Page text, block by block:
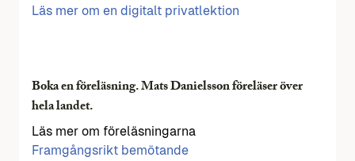
Läs mer om en digitalt privatlektion
Boka en föreläsning. Mats Danielsson föreläser över
hela landet.
Läs mer om föreläsningarna
Framgångsrikt bemötande